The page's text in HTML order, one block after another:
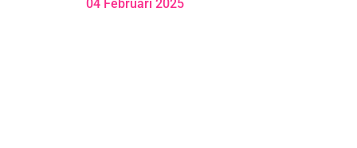
04 Februari 2025